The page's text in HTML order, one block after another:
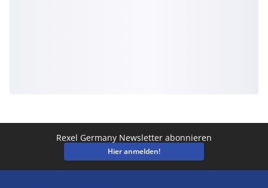
Rexel Germany Newsletter abonnieren
Hier anmelden!